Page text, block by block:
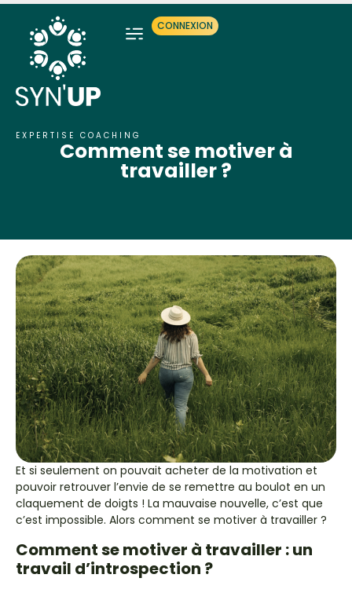
CONNEXION
EXPERTISE COACHING
Comment se motiver à
travailler ?
Et si seulement on pouvait acheter de la motivation et
pouvoir retrouver l’envie de se remettre au boulot en un
claquement de doigts ! La mauvaise nouvelle, c’est que
c’est impossible. Alors comment se motiver à travailler ?
Comment se motiver à travailler : un
travail d’introspection ?